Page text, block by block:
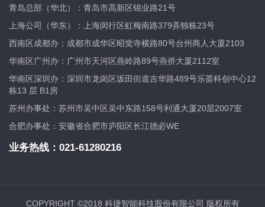
青岛总部（华北）：青岛市高新区锦业路21号
上海公司（华东）：上海闵行区虹梅南路379弄独栋23号
西南区成都办：成都市成华区昭觉寺横路80号台州商人大厦2103
华南区广州办：广州市天河区燕岭路89号燕侨大厦2112室
华南区深圳办：深圳市龙岗区坂田街道吉华路489号乐荟科创中心12
栋13 层 B1房
苏州办事处：苏州市吴中区吴中东路158号利通大厦20层2007室
合肥办事处：安徽省合肥市庐阳区长江德必WE
业务热线： 021-61280216
COPYRIGHT ©2018 科捷智能科技股份有限公司 版权所有